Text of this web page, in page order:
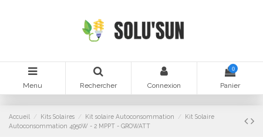
Menu Rechercher Connexion
0
Panier
Accueil Kits Solaires Kit solaire Autoconsommation
Kit Solaire
Autoconsommation 4950W - 2 MPPT - GROWATT